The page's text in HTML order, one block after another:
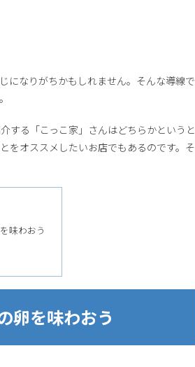
になりがちかもしれません。そんな導線で
する「こっこ家」さんはどちらかというと
をオススメしたいお店でもあるのです。そ
味わおう
卵を味わおう